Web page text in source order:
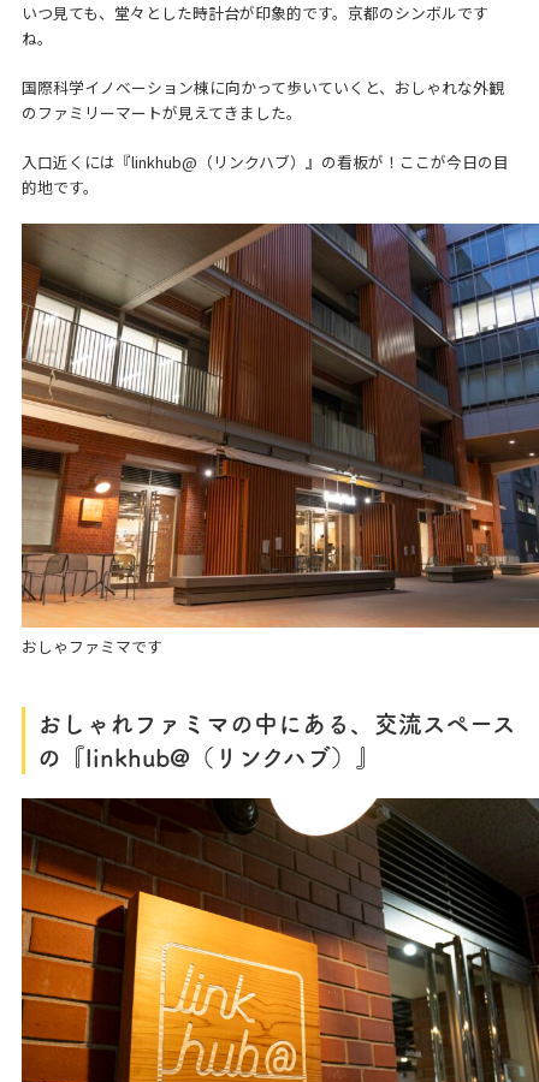
いつ見ても、堂々とした時計台が印象的です。京都のシンボルです
ね。
国際科学イノベーション棟に向かって歩いていくと、おしゃれな外観
のファミリーマートが見えてきました。
入口近くには『linkhub@（リンクハブ）』の看板が！ここが今日の目
的地です。
おしゃファミマです
おしゃれファミマの中にある、交流スペース
の『linkhub@（リンクハブ）』